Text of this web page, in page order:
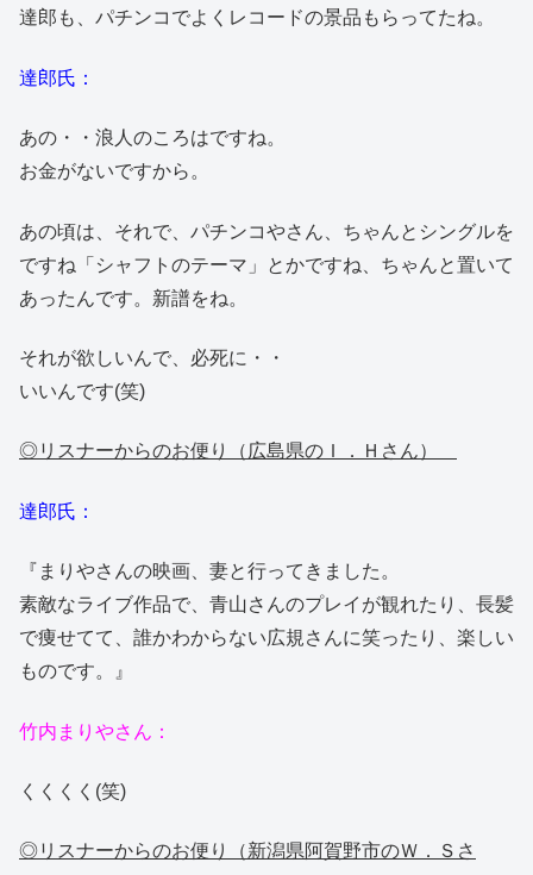
達郎も、パチンコでよくレコードの景品もらってたね。
達郎氏：
あの・・浪人のころはですね。
お金がないですから。
あの頃は、それで、パチンコやさん、ちゃんとシングルを
ですね「シャフトのテーマ」とかですね、ちゃんと置いて
あったんです。新譜をね。
それが欲しいんで、必死に・・
いいんです(笑)
◎リスナーからのお便り（広島県のＩ．Ｈさん）
達郎氏：
『まりやさんの映画、妻と行ってきました。
素敵なライブ作品で、青山さんのプレイが観れたり、長髪
で痩せてて、誰かわからない広規さんに笑ったり、楽しい
ものです。』
竹内まりやさん：
くくくく(笑)
◎リスナーからのお便り（新潟県阿賀野市のＷ．Ｓさ